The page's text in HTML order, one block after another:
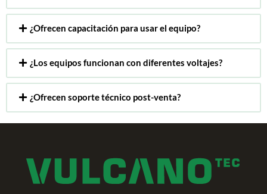
¿Ofrecen capacitación para usar el equipo?
¿Los equipos funcionan con diferentes voltajes?
¿Ofrecen soporte técnico post-venta?